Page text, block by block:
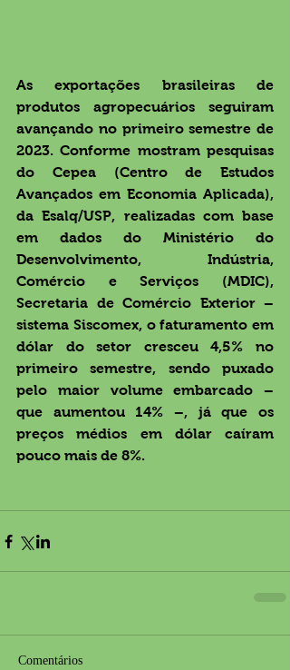
As exportações brasileiras de
produtos agropecuários seguiram
avançando no primeiro semestre de
2023. Conforme mostram pesquisas
do Cepea (Centro de Estudos
Avançados em Economia Aplicada),
da Esalq/USP, realizadas com base
em dados do Ministério do
Desenvolvimento, Indústria,
Comércio e Serviços (MDIC),
Secretaria de Comércio Exterior –
sistema Siscomex, o faturamento em
dólar do setor cresceu 4,5% no
primeiro semestre, sendo puxado
pelo maior volume embarcado –
que aumentou 14% –, já que os
preços médios em dólar caíram
pouco mais de 8%.
Comentários